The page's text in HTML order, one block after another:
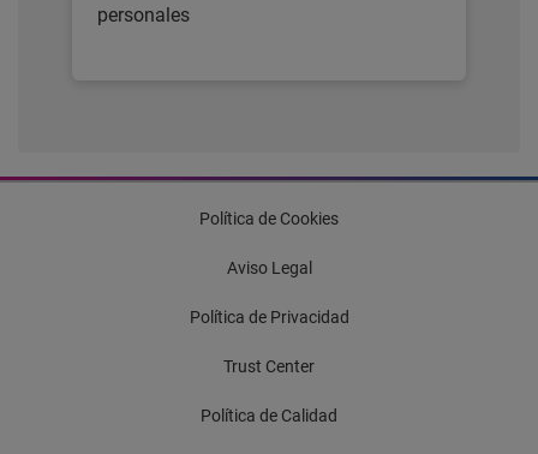
personales
Política de Cookies
Aviso Legal
Política de Privacidad
Trust Center
Política de Calidad